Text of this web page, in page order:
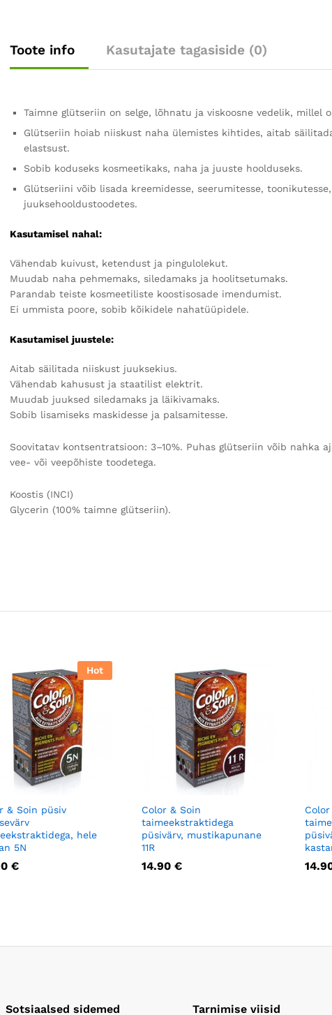
Toote info Kasutajate tagasiside (0)
Taimne glütseriin on selge, lõhnatu ja viskoosne vedelik, millel
Glütseriin hoiab niiskust naha ülemistes kihtides, aitab
elastsust.
Sobib koduseks kosmeetikaks, naha ja juuste hoolduseks.
Glütseriini võib lisada kreemidesse, seerumitesse,
juuksehooldustoodetes.
Kasutamisel nahal:
Vähendab kuivust, ketendust ja pingulolekut.
Muudab naha pehmemaks, siledamaks ja hoolitsetumaks.
Parandab teiste kosmeetiliste koostisosade imendumist.
Ei ummista poore, sobib kõikidele nahatüüpidele.
Kasutamisel juustele:
Aitab säilitada niiskust juuksekius.
Vähendab kahusust ja staatilist elektrit.
Muudab juuksed siledamaks ja läikivamaks.
Sobib lisamiseks maskidesse ja palsamitesse.
Soovitatav kontsentratsioon: 3–10%. Puhas glütseriin võib nahka
vee- või veepõhiste toodetega.
Koostis (INCI)
Glycerin (100% taimne glütseriin).
Hot
& Soin püsiv
hele
5N
€
Color & Soin
taimeekstraktidega
püsivärv, mustikapunane
11R
14.90 €
Sotsiaalsed sidemed Tarnimise viisid